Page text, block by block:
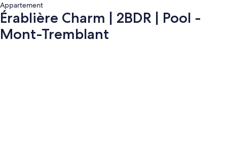
Appartement
Érablière Charm | 2BDR | Pool -
Mont-Tremblant